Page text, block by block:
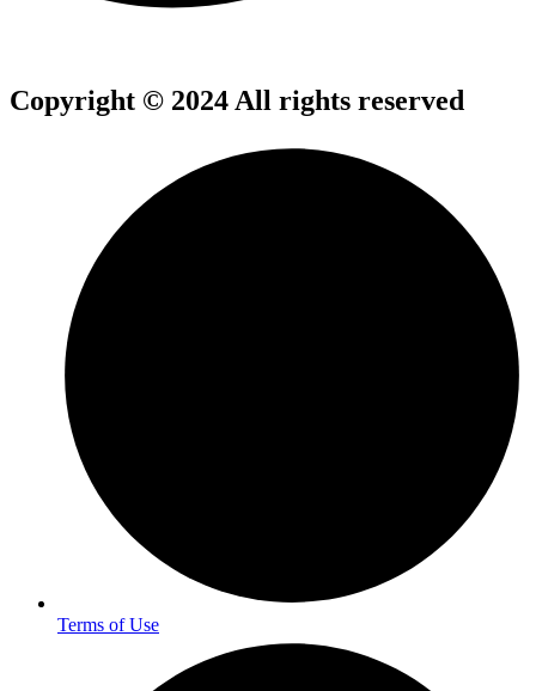
Copyright © 2024 All rights reserved
Terms of Use